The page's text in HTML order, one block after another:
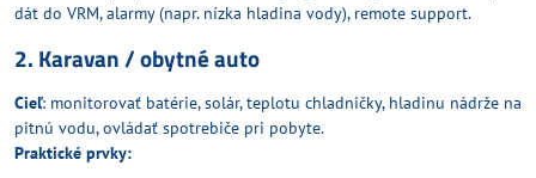
dát do VRM, alarmy (napr. nízka hladina vody), remote support.
2. Karavan / obytné auto
Cieľ: monitorovať batérie, solár, teplotu chladničky, hladinu nádrže na
pitnú vodu, ovládať spotrebiče pri pobyte.
Praktické prvky: